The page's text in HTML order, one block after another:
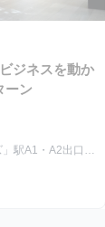
ジネスを動か
ーン
駅A1・A2出口徒